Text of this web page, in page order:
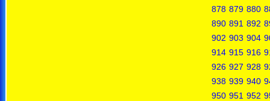
878 879 880
890 891 892
902 903 904
914 915 916
926 927 928
938 939 940
950 951 952